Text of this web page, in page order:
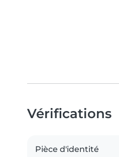
Vérifications
Pièce d'identité